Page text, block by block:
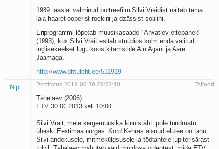
1989. aastal valminud portreefilm Silvi Vraidist näitab tema
laia haaret ooperist rockini ja dzässist soulini.
Eriprogrammi lõpetab muusikasaade "Ahvatlev ettepanek"
(1993), kus Silvi Vrait esitab stuudios kolm enda valitud
inglisekeelset lugu koos kitarristide Ain Agani ja Aare
Jaamaga.
http://www.ohtuleht.ee/531919
Nipi Postitatud 2013-06-29 23:52:40. Tsiteeri
Tähelaev (2006)
ETV 30.06.2013 kell 10:00
---------------------------------------------
Silvi Vrait, meie kergemuusika kinnistäht, pole tundmatu
üheski Eestimaa nurgas. Kord Kehras alanud elutee on tänu
Silvi andekusele, mitmekülgsusele ja töötahtele jupiterisärast